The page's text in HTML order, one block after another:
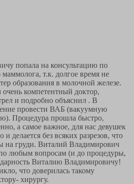
попала на консультацию по
т.к. долгое время не
образования в молочной железе.
компетентный доктор,
и подробно объяснил . В
провести ВАБ (вакуумную
Процедура прошла быстро,
а самое важное, для нас девушек
делается без всяких разрезов, что
груди. Виталий Владимирович
любым вопросам (и до процедуры,
Виталию Владимировичу!
что доверилась такому
хирургу.